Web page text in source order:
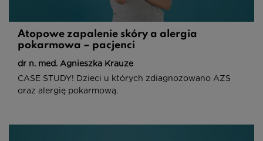
Atopowe zapalenie skóry a alergia
pokarmowa – pacjenci
dr n. med. Agnieszka Krauze
CASE STUDY! Dzieci u których zdiagnozowano AZS
oraz alergię pokarmową.